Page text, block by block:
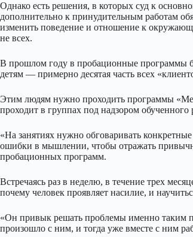
Однако есть решения, в которых суд к
дополнительно к принудительным работам
изменить поведение и отношение к
не всех.
В прошлом году в пробационные программы
детям — примерно десятая часть всех
Этим людям нужно проходить программы
проходит в группах под надзором обученного
«На занятиях нужно обговаривать
ошибки в мышлении, чтобы отражать
пробационных программ.
Встречаясь раз в неделю, в течение трех
почему человек проявляет насилие, и
«Он привык решать проблемы именно таким
произошло с ним, и тогда уже вместе с ним